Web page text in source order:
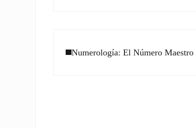
Numerología: El Número Maestro